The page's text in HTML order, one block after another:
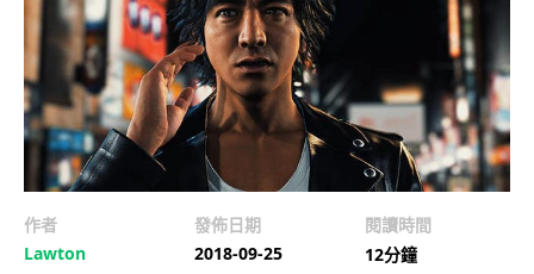
作者
Lawton
發佈日期
2018-09-25
閱讀時間
12分鐘